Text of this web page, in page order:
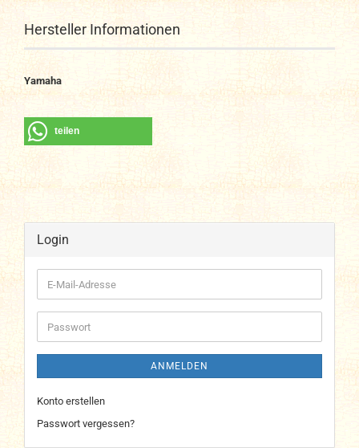
Hersteller Informationen
Yamaha
teilen
Login
E-
Mail-
Adresse
Passwort
ANMELDEN
Konto erstellen
Passwort vergessen?